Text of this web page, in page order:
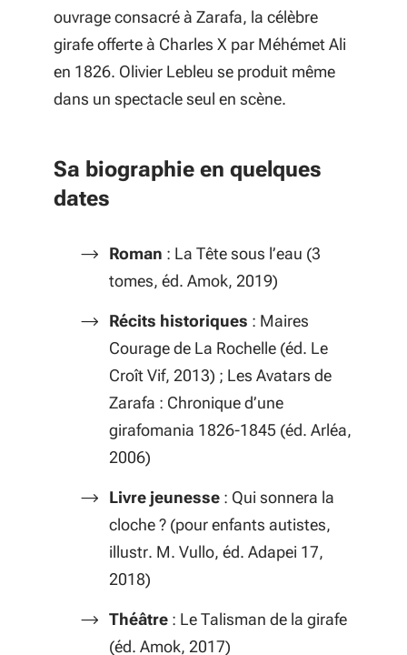
ouvrage consacré à Zarafa, la célèbre
girafe offerte à Charles X par Méhémet Ali
en 1826. Olivier Lebleu se produit même
dans un spectacle seul en scène.
Sa biographie en quelques
dates
Roman : La Tête sous l’eau (3
tomes, éd. Amok, 2019)
Récits historiques : Maires
Courage de La Rochelle (éd. Le
Croît Vif, 2013) ; Les Avatars de
Zarafa : Chronique d’une
girafomania 1826-1845 (éd. Arléa,
2006)
Livre jeunesse : Qui sonnera la
cloche ? (pour enfants autistes,
illustr. M. Vullo, éd. Adapei 17,
2018)
Théâtre : Le Talisman de la girafe
(éd. Amok, 2017)